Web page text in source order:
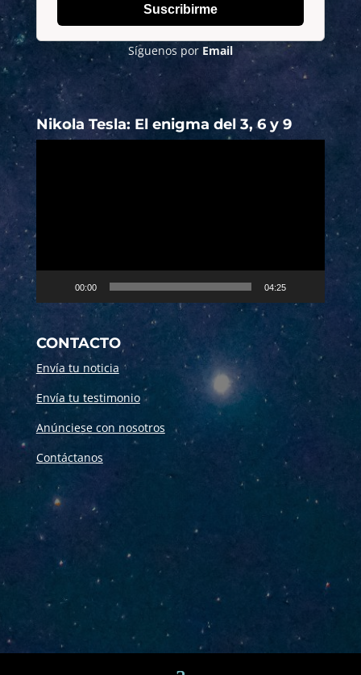
Suscribirme
Síguenos por Email
Nikola Tesla: El enigma del 3, 6 y 9
00:00 04:25
CONTACTO
Envía tu noticia
Envía tu testimonio
Anúnciese con nosotros
Contáctanos